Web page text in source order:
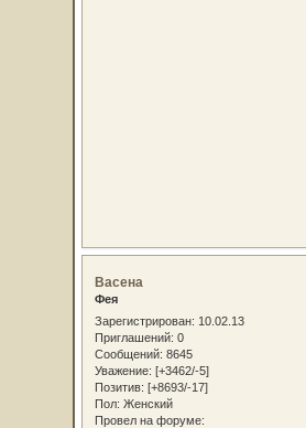
Васена
Фея
Зарегистрирован: 10.02.13
Приглашений: 0
Сообщений: 8645
Уважение: [+3462/-5]
Позитив: [+8693/-17]
Пол: Женский
Провел на форуме: